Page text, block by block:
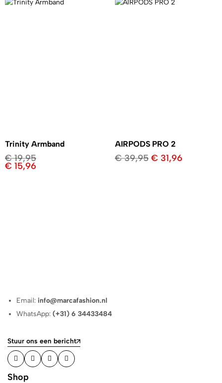
Trinity Armband
€19,95
€ 15,96
AIRPODS PRO 2
€39,95 € 31,96
Email: info@marcafashion.nl
WhatsApp:(+31) 6 34433484
Stuur ons een bericht
Shop